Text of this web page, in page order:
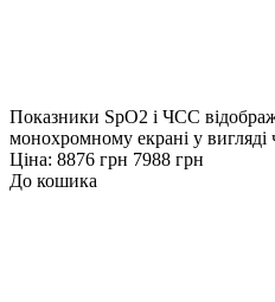
Показники SpO2 і ЧСС
монохромному екрані у вигляді
Ціна: 8876 грн 7988 грн
До кошика